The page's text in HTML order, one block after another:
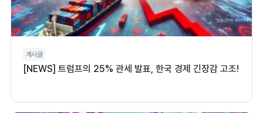
게시글
[NEWS] 트럼프의 25% 관세 발표, 한국 경제 긴장감 고조!